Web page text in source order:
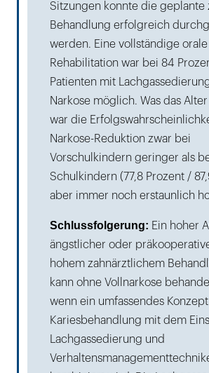
Sitzungen konnte die geplante
Behandlung erfolgreich
werden. Eine vollständige orale
Rehabilitation war bei 84
Patienten mit
Narkose möglich. Was das
war die
Narkose-Reduktion zwar bei
Vorschulkindern geringer als
Schulkindern (77,8 Prozent /
aber immer noch erstaunlich
Schlussfolgerung: Ein hoher
ängstlicher oder
hohem zahnärztlichem
kann ohne Vollnarkose
wenn ein umfassendes
Kariesbehandlung mit dem
Lachgassedierung und